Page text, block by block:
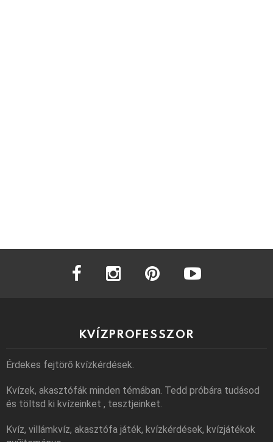
facebook instagram
KVÍZPROFESSZOR
Érdekes fejtörő kvízkérdések.
Kvízek, akasztófák minden témában. Tedd próbára tudásod
és töltsd ki kvízeinket , tesztjeinket.
Kvíz, villámkvíz, akasztófa játék, kvízkérdések, kvízjátékok